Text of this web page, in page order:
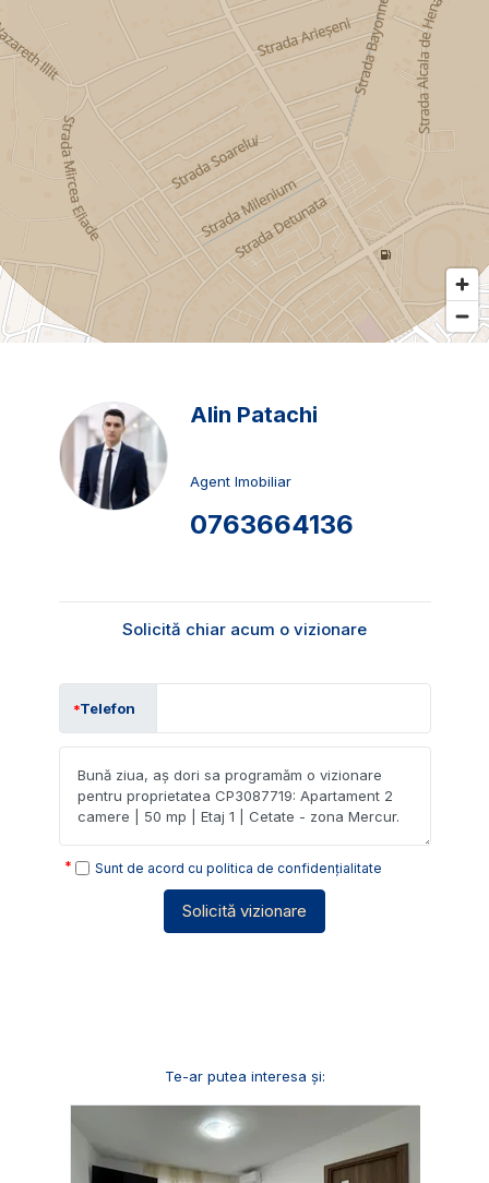
Alin Patachi
Agent Imobiliar
0763664136
Solicită chiar acum o vizionare
Telefon
Sunt de acord cu politica de confidențialitate
Solicită vizionare
Te-ar putea interesa și: